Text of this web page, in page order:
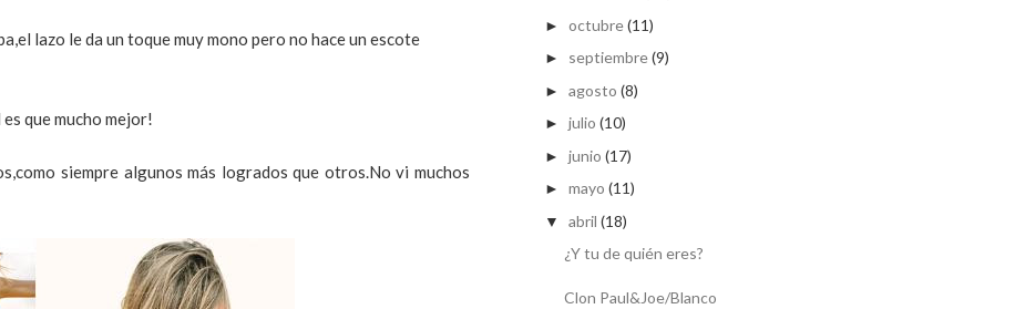
lazo le da un toque muy mono pero no hace un escote
que mucho mejor!
siempre algunos más logrados que otros.No vi muchos
► octubre(11)
► septiembre(9)
► agosto (8)
► julio (10)
► junio (17)
► mayo (11)
▼ abril (18)
¿Y tu de quién eres?
Clon Paul&Joe/Blanco